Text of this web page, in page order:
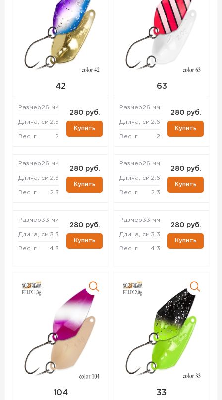
42
Размер26 мм
Длина, см 2.6
Вес, г 2
280 руб.
Купить
Размер26 мм
Длина, см 2.6
Вес, г 2.3
280 руб.
Купить
Размер33 мм
Длина, см 3.3
Вес, г 4.3
280 руб.
Купить
63
Размер26 мм
Длина, см 2.6
Вес, г 2
280 руб.
Купить
Размер26 мм
Длина, см 2.6
Вес, г 2.3
280 руб.
Купить
Размер33 мм
Длина, см 3.3
Вес, г 4.3
280 руб.
Купить
104 33